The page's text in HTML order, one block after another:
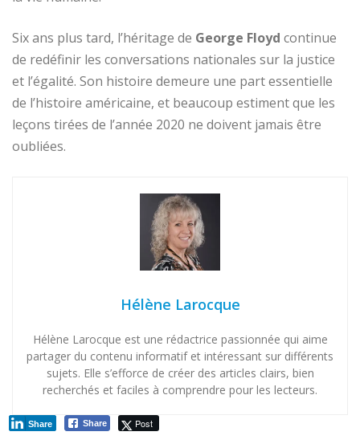
Six ans plus tard, l’héritage de George Floyd continue
de redéfinir les conversations nationales sur la justice
et l’égalité. Son histoire demeure une part essentielle
de l’histoire américaine, et beaucoup estiment que les
leçons tirées de l’année 2020 ne doivent jamais être
oubliées.
Hélène Larocque
Hélène Larocque est une rédactrice passionnée qui aime
partager du contenu informatif et intéressant sur différents
sujets. Elle s’efforce de créer des articles clairs, bien
recherchés et faciles à comprendre pour les lecteurs.
Share Post
Share